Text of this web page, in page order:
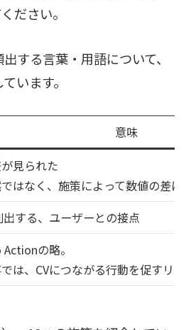
ださい。
する言葉・用語について、
います。
意味
見られた
ではなく、施策によって数値の差に
出する、ユーザーとの接点
の略。
は、CVにつながる行動を促すリン